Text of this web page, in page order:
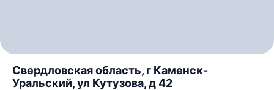
Свердловская область, г Каменск-
Уральский, ул Кутузова, д 42